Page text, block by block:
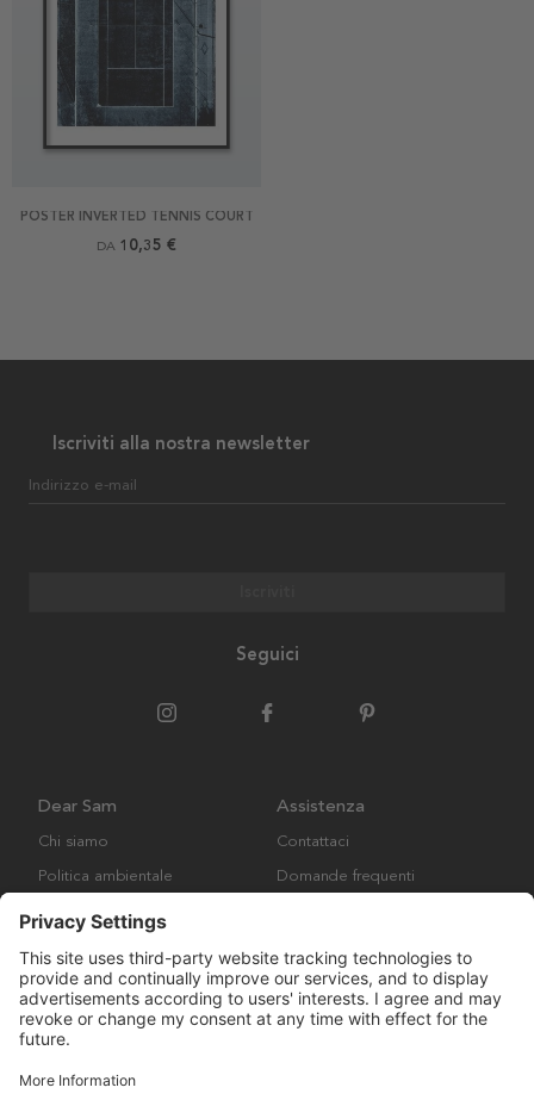
POSTER INVERTED TENNIS COURT
DA 10,35 €
Iscriviti alla nostra newsletter
Indirizzo e-mail
Seguici
Dear Sam
Chi siamo
Politica ambientale
Collaborazione
Assistenza
Contattaci
Domande frequenti